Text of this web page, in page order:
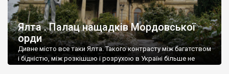
Ялта . Палац нащадків Мордовської
орди
Дивне місто все таки Ялта. Такого контрасту між багатством
і бідністю, між розкішшю і розрухою в Україні більше не